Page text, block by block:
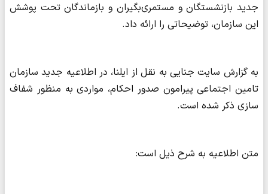
جدید بازنشستگان و مستمری‌بگیران و بازماندگان تحت پوشش
این سازمان، توضیحاتی را ارائه داد.
به گزارش سایت جنایی به نقل از ایلنا، در اطلاعیه جدید سازمان
تامین اجتماعی پیرامون صدور احکام، مواردی به منظور شفاف
سازی ذکر شده است.
متن اطلاعیه به شرح ذیل است: